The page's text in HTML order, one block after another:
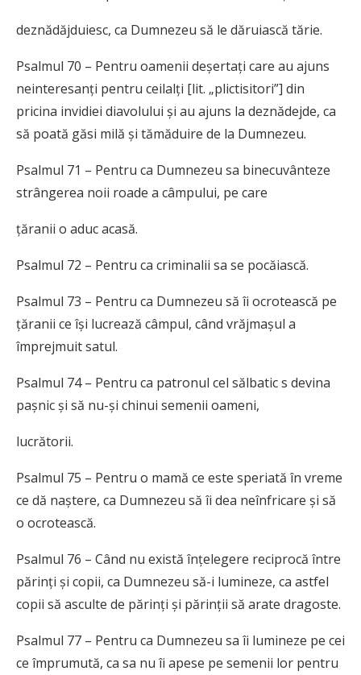
deznădăjduiesc, ca Dumnezeu să le dăruiască tărie.
Psalmul 70 – Pentru oamenii deșertați care au ajuns
neinteresanți pentru ceilalți [lit. „plictisitori”] din
pricina invidiei diavolului și au ajuns la deznădejde, ca
să poată găsi milă și tămăduire de la Dumnezeu.
Psalmul 71 – Pentru ca Dumnezeu sa binecuvânteze
strângerea noii roade a câmpului, pe care
țăranii o aduc acasă.
Psalmul 72 – Pentru ca criminalii sa se pocăiască.
Psalmul 73 – Pentru ca Dumnezeu să îi ocrotească pe
țăranii ce își lucrează câmpul, când vrăjmașul a
împrejmuit satul.
Psalmul 74 – Pentru ca patronul cel sălbatic s devina
pașnic și să nu-și chinui semenii oameni,
lucrătorii.
Psalmul 75 – Pentru o mamă ce este speriată în vreme
ce dă naștere, ca Dumnezeu să îi dea neînfricare și să
o ocrotească.
Psalmul 76 – Când nu există înțelegere reciprocă între
părinți și copii, ca Dumnezeu să-i lumineze, ca astfel
copii să asculte de părinți și părinții să arate dragoste.
Psalmul 77 – Pentru ca Dumnezeu sa îi lumineze pe cei
ce împrumută, ca sa nu îi apese pe semenii lor pentru